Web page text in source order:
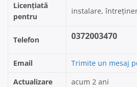
Licențiată
pentru
instalare,
Telefon 0372003470
Email
Trimite un mesaj
Actualizare
acum 2 ani